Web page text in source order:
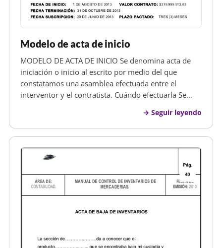
Modelo de acta de inicio
MODELO DE ACTA DE INICIO Se denomina acta de
iniciación o inicio al escrito por medio del que
constatamos una asamblea efectuada entre el
interventor y el contratista. Cuándo efectuarla Se
en que se iniciará del contrato de obra, ya que desde
esa fecha en adelante dar…
Seguir leyendo